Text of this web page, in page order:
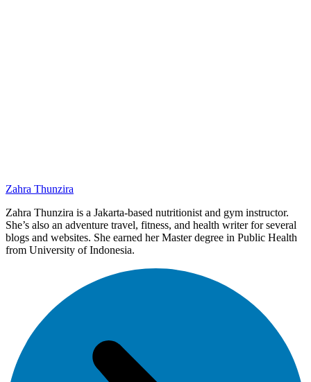
Zahra Thunzira
Zahra Thunzira is a Jakarta-based nutritionist and gym instructor.
She’s also an adventure travel, fitness, and health writer for several
blogs and websites. She earned her Master degree in Public Health
from University of Indonesia.